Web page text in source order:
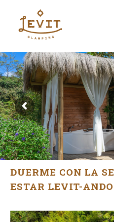
DUERME CON LA
ESTAR LEVIT-ANDO